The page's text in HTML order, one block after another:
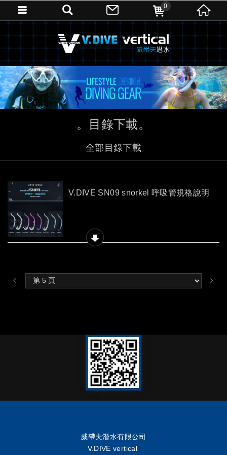
目錄下載
全部目錄下載
V.DIVE SN09 snorkel 呼吸管規格說明
威帶夫潛水有限公司
V.DIVE vertical
0